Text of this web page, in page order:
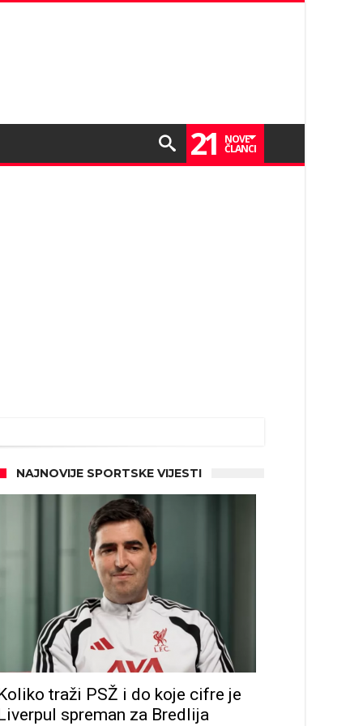
21 NOVE
ČLANCI
NAJNOVIJE SPORTSKE VIJESTI
traži PSŽ i do koje cifre je
spreman za Bredlija